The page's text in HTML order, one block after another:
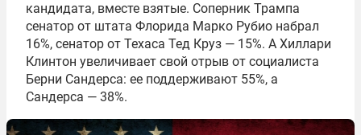
кандидата, вместе взятые. Соперник Трампа
сенатор от штата Флорида Марко Рубио набрал
16%, сенатор от Техаса Тед Круз — 15%. А Хиллари
Клинтон увеличивает свой отрыв от социалиста
Берни Сандерса: ее поддерживают 55%, а
Сандерса — 38%.